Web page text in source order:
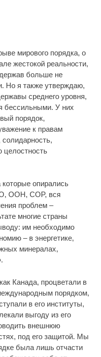
мирового порядка, о
жестокой реальности,
держав больше не
Но я также утверждаю,
среднего уровня,
бессильными. У них
порядок,
к правам
солидарность,
целостность
опирались
ООН, COP, вся
проблем –
многие страны
им необходимо
– в энергетике,
минералах,
Канада, процветали в
порядком,
в его институты,
выгоду из его
внешнюю
под его защитой. Мы
была лишь отчасти